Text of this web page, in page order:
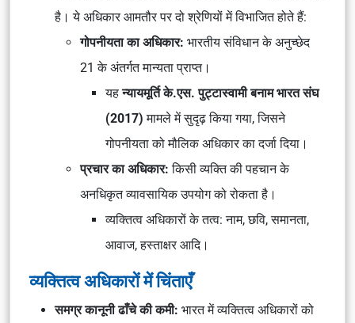
है। ये अधिकार आमतौर पर दो श्रेणियों में विभाजित होते हैं:
गोपनीयता का अधिकार: भारतीय संविधान के अनुच्छेद
21 के अंतर्गत मान्यता प्राप्त।
यहन्यायमूर्ति के.एस. पुट्टास्वामी बनाम भारत संघ
(2017) मामले में सुदृढ़ किया गया, जिसने
गोपनीयता को मौलिक अधिकार का दर्जा दिया।
प्रचार का अधिकार: किसी व्यक्ति की पहचान के
अनधिकृत व्यावसायिक उपयोग को रोकता है।
व्यक्तित्व अधिकारों के तत्व: नाम, छवि, समानता,
आवाज, हस्ताक्षर आदि।
व्यक्तित्व अधिकारों में चिंताएँ
समग्र कानूनी ढाँचे की कमी: भारत में व्यक्तित्व अधिकारों को